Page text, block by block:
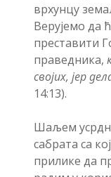
врхунцу
Верујемо да
преставити
праведника,
својих, јер
14:13).
Шаљем
сабрата са
прилике да